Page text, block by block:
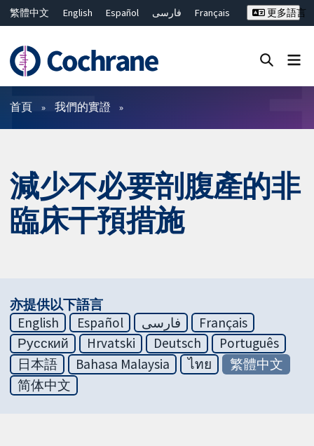
繁體中文 English Español فارسی
Français
ไทย
简体中文
更多語言
篩選條件
首頁 我們的實證
減少不必要剖腹產的非
臨床干預措施
亦提供以下語言
English
Español فارسی
Français
Русский
Hrvatski Deutsch
Português
日本語
Bahasa Malaysia ไทย
繁體中文
简体中文